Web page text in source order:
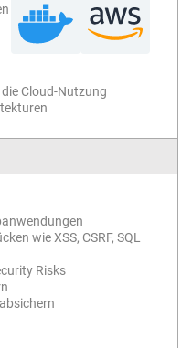
Cloud-Nutzung
wie XSS, CSRF, SQL
Risks